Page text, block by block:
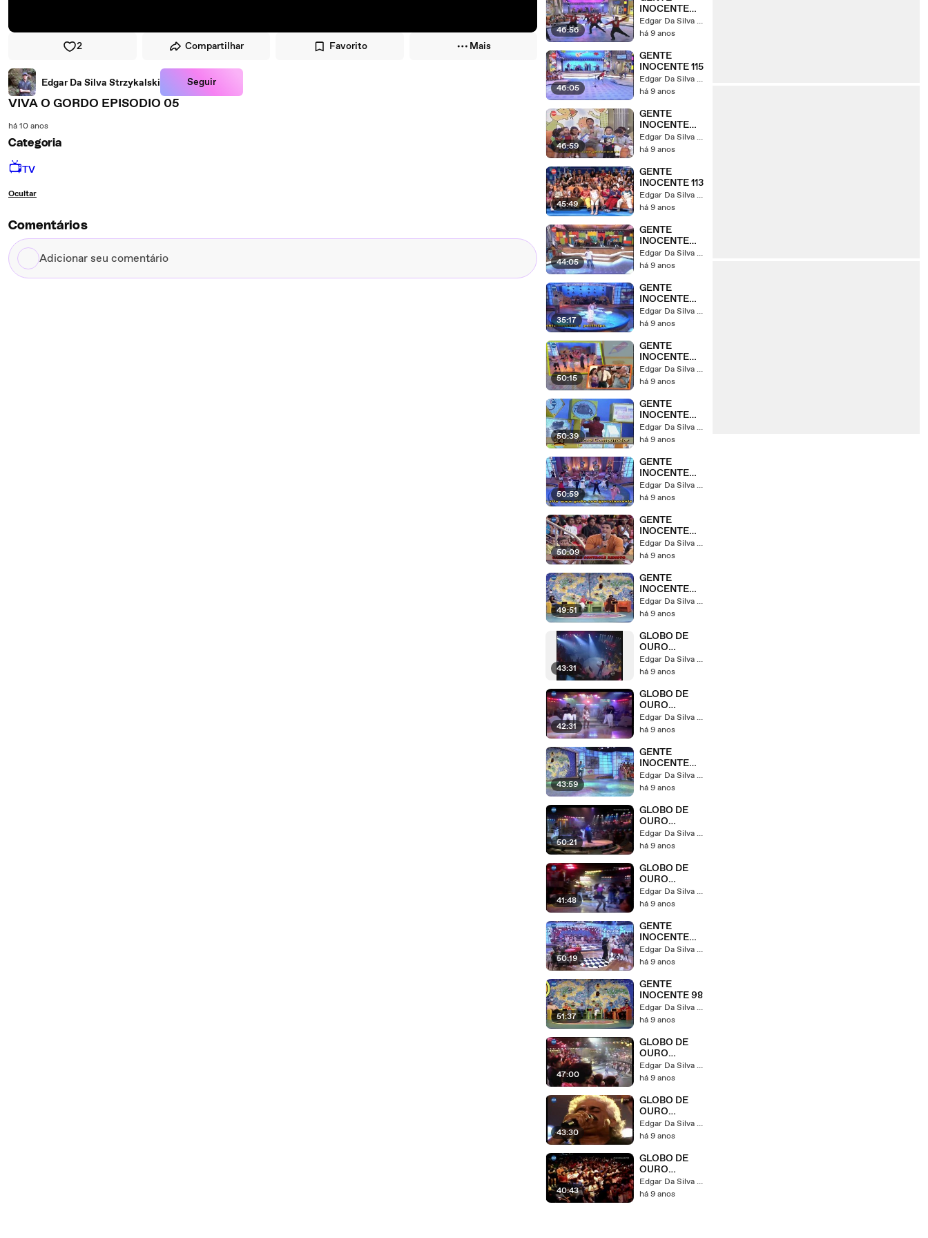
2 Compartilhar Favorito Mais
Edgar Da Silva Strzykalski Seguir
VIVA O GORDO EPISODIO 05
há 10 anos
Categoria
📺TV
Ocultar
Comentários
Adicionar
seu
46:56
INOCENTE
116
Edgar Da Silva Strzykalski
há 9 anos
46:05
GENTE
INOCENTE 115
Edgar Da Silva Strzykalski
há 9 anos
46:59
GENTE
INOCENTE
114
Edgar Da Silva Strzykalski
há 9 anos
45:49
GENTE
INOCENTE 113
Edgar Da Silva Strzykalski
há 9 anos
44:05
GENTE
INOCENTE
108
Edgar Da Silva Strzykalski
há 9 anos
35:17
GENTE
INOCENTE
107
Edgar Da Silva Strzykalski
há 9 anos
50:15
GENTE
INOCENTE
106
Edgar Da Silva Strzykalski
há 9 anos
50:39
GENTE
INOCENTE
105
Edgar Da Silva Strzykalski
há 9 anos
50:59
GENTE
INOCENTE
104
Edgar Da Silva Strzykalski
há 9 anos
50:09
GENTE
INOCENTE
103
Edgar Da Silva Strzykalski
há 9 anos
49:51
GENTE
INOCENTE
102
Edgar Da Silva Strzykalski
há 9 anos
43:31
GLOBO DE
OURO
EPISODIO 30
FIM
Edgar Da Silva Strzykalski
há 9 anos
42:31
GLOBO DE
OURO
EPISODIO 29Edgar Da Silva Strzykalski
há 9 anos
43:59
GENTE
INOCENTE
101
Edgar Da Silva Strzykalski
há 9 anos
50:21
GLOBO DE
OURO
EPISODIO 28Edgar Da Silva Strzykalski
há 9 anos
41:48
GLOBO DE
OURO
EPISODIO 27Edgar Da Silva Strzykalski
há 9 anos
50:19
GENTE
INOCENTE
100
Edgar Da Silva Strzykalski
há 9 anos
51:37
GENTE
INOCENTE 98
Edgar Da Silva Strzykalski
há 9 anos
47:00
GLOBO DE
OURO
EPISODIO 25Edgar Da Silva Strzykalski
há 9 anos
43:30
GLOBO DE
OURO
EPISODIO 24Edgar Da Silva Strzykalski
há 9 anos
40:43
GLOBO DE
OURO
EPISODIO 23Edgar Da Silva Strzykalski
há 9 anos